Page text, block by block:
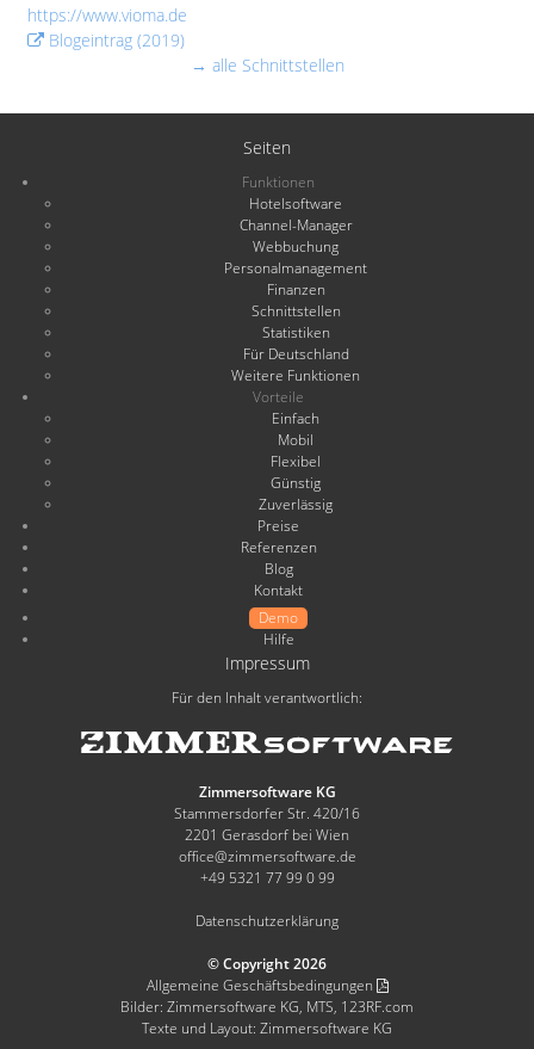
https://www.vioma.de
Blogeintrag (2019)
→ alle Schnittstellen
Seiten
Funktionen
Hotelsoftware
Channel-Manager
Webbuchung
Personalmanagement
Finanzen
Schnittstellen
Statistiken
Für Deutschland
Weitere Funktionen
Vorteile
Einfach
Mobil
Flexibel
Günstig
Zuverlässig
Preise
Referenzen
Blog
Kontakt
Demo
Hilfe
Impressum
Für den Inhalt verantwortlich:
Zimmersoftware KG
Stammersdorfer Str. 420/16
2201 Gerasdorf bei Wien
office@zimmersoftware.de
+49 5321 77 99 0 99
Datenschutzerklärung
© Copyright 2026
Allgemeine Geschäftsbedingungen
Bilder: Zimmersoftware KG, MTS, 123RF.com
Texte und Layout: Zimmersoftware KG